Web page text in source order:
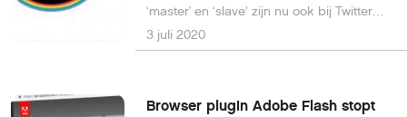
‘master' en ‘slave’ zijn nu ook bij Twitter
taboe verklaard.
3 juli 2020
Browser plugin Adobe Flash stopt